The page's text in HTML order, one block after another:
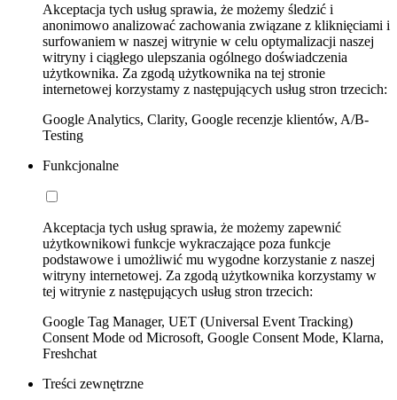
Akceptacja tych usług sprawia, że możemy śledzić i
anonimowo analizować zachowania związane z kliknięciami i
surfowaniem w naszej witrynie w celu optymalizacji naszej
witryny i ciągłego ulepszania ogólnego doświadczenia
użytkownika. Za zgodą użytkownika na tej stronie
internetowej korzystamy z następujących usług stron trzecich:
Google Analytics, Clarity, Google recenzje klientów, A/B-
Testing
Funkcjonalne
Akceptacja tych usług sprawia, że możemy zapewnić
użytkownikowi funkcje wykraczające poza funkcje
podstawowe i umożliwić mu wygodne korzystanie z naszej
witryny internetowej. Za zgodą użytkownika korzystamy w
tej witrynie z następujących usług stron trzecich:
Google Tag Manager, UET (Universal Event Tracking)
Consent Mode od Microsoft, Google Consent Mode, Klarna,
Freshchat
Treści zewnętrzne